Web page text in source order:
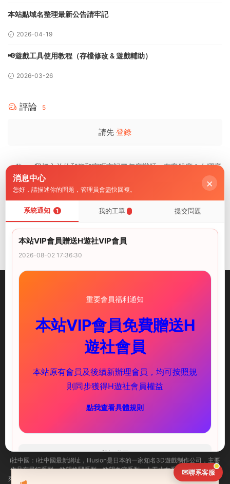
本站點域名整理最新公告請牢記
2026-04-19
📢遊戲工具使用教程（存檔修改 & 遊戲輔助）
2026-03-26
評論 5
請先 登錄
我把之前的郵箱和密碼忘記了怎麽辦呀，有客服麽？在哪裏
找呀
4561231 2025-03-19 0
illusion中國-I社中國官方網站
服務支持
新手必讀
下載教程
ACG頻道
i社中國： i社中國最新網址， Illusion是日本的一家知名3D遊戲制作公司，主要
作品有尾行系列、欲望格鬥系列、欲望血液系列、人工少女系列及性感沙灘系
列等。i社作爲PC界最出名的成人遊戲制作商，很多玩家可能已經耳熟能詳了，
✉聯系客服
消息中心
您好，請描述你的問題，管理員會盡快回複。 ×
系統通知 1 我的工單 提交問題
本站VIP會員贈送H遊社VIP會員
2026-08-02 17:36:30
重要會員福利通知
本站VIP會員免費贈送H
遊社會員
本站原有會員及後續新辦理會員，均可按照規
則同步獲得H遊社會員權益
點我查看具體規則
我知道了